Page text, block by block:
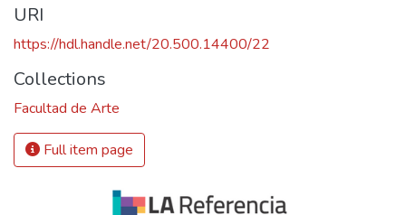
URI
https://hdl.handle.net/20.500.14400/22
Collections
Facultad de Arte
Full item page